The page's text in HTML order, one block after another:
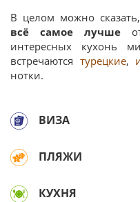
В целом можно
всё самое лучше
интересных кухонь
встречаются турецкие,
нотки.
ВИЗА
ПЛЯЖИ
КУХНЯ